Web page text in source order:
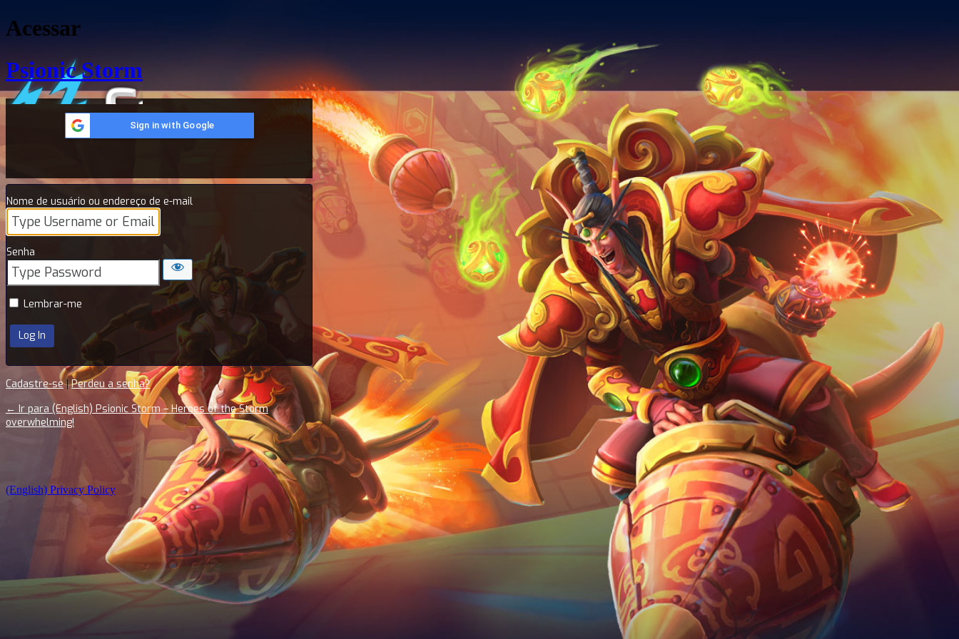
Acessar
Psionic Storm
Sign in with Google
Nome de usuário ou endereço de e-mail
Senha
Lembrar-me
Cadastre-se|Perdeu a senha?
← Ir para (English) Psionic Storm – Heroes of the Storm
overwhelming!
(English) Privacy Policy